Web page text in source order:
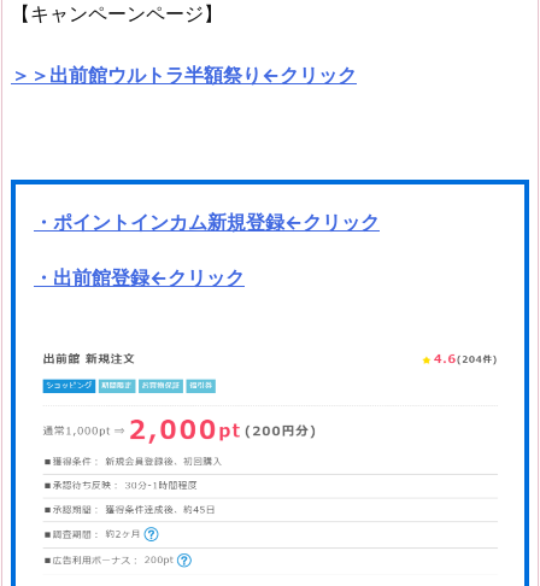
【キャンペーンページ】
＞＞出前館ウルトラ半額祭り←クリック
・ポイントインカム新規登録←クリック
・出前館登録←クリック